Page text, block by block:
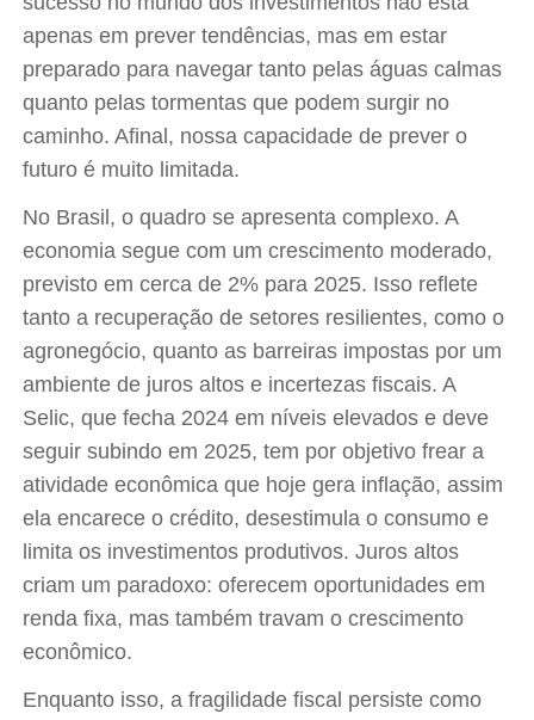
apenas em prever tendências, mas em estar
preparado para navegar tanto pelas águas calmas
quanto pelas tormentas que podem surgir no
caminho. Afinal, nossa capacidade de prever o
futuro é muito limitada.
No Brasil, o quadro se apresenta complexo. A
economia segue com um crescimento moderado,
previsto em cerca de 2% para 2025. Isso reflete
tanto a recuperação de setores resilientes, como o
agronegócio, quanto as barreiras impostas por um
ambiente de juros altos e incertezas fiscais. A
Selic, que fecha 2024 em níveis elevados e deve
seguir subindo em 2025, tem por objetivo frear a
atividade econômica que hoje gera inflação, assim
ela encarece o crédito, desestimula o consumo e
limita os investimentos produtivos. Juros altos
criam um paradoxo: oferecem oportunidades em
renda fixa, mas também travam o crescimento
econômico.
Enquanto isso, a fragilidade fiscal persiste como